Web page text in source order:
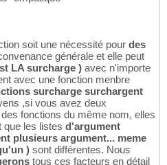
soit une nécessité pour des
générale et elle peut
LA surcharge ) avec n'importe
avec une fonction menbre
surcharge surchargent
,si vous avez deux
fonctions du même nom, elles
que les listes d'argument
plusieurs argument... meme
) sont différentes. Nous
tous ces facteurs en détail